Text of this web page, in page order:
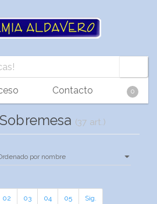
Contacto 0
(37 art.)
02 03 04 05 Sig.